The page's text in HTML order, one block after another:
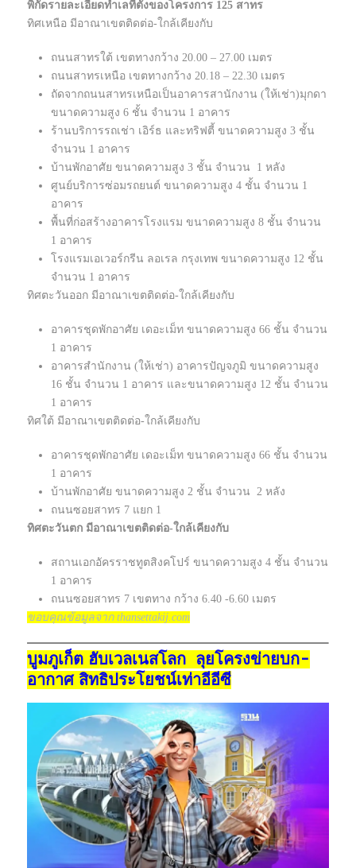
พิกัดรายละเอียดทำเลที่ตั้งของโครงการ 125 สาทร
ทิศเหนือ มีอาณาเขตติดต่อ-ใกล้เคียงกับ
ถนนสาทรใต้ เขตทางกว้าง 20.00 – 27.00 เมตร
ถนนสาทรเหนือ เขตทางกว้าง 20.18 – 22.30 เมตร
ถัดจากถนนสาทรเหนือเป็นอาคารสานักงาน (ให้เช่า)มุกดา
ขนาดความสูง 6 ชั้น จำนวน 1 อาคาร
ร้านบริการรถเช่า เอิร์ธ และทริฟตี้ ขนาดความสูง 3 ชั้น
จำนวน 1 อาคาร
บ้านพักอาศัย ขนาดความสูง 3 ชั้น จำนวน 1 หลัง
ศูนย์บริการซ่อมรถยนต์ ขนาดความสูง 4 ชั้น จำนวน 1
อาคาร
พื้นที่ก่อสร้างอาคารโรงแรม ขนาดความสูง 8 ชั้น จำนวน
1 อาคาร
โรงแรมเอเวอร์กรีน ลอเรล กรุงเทพ ขนาดความสูง 12 ชั้น
จำนวน 1 อาคาร
ทิศตะวันออก มีอาณาเขตติดต่อ-ใกล้เคียงกับ
อาคารชุดพักอาศัย เดอะเม็ท ขนาดความสูง 66 ชั้น จำนวน
1 อาคาร
อาคารสำนักงาน (ให้เช่า) อาคารปัญจภูมิ ขนาดความสูง
16 ชั้น จำนวน 1 อาคาร และขนาดความสูง 12 ชั้น จำนวน
1 อาคาร
ทิศใต้ มีอาณาเขตติดต่อ-ใกล้เคียงกับ
อาคารชุดพักอาศัย เดอะเม็ท ขนาดความสูง 66 ชั้น จำนวน
1 อาคาร
บ้านพักอาศัย ขนาดความสูง 2 ชั้น จำนวน 2 หลัง
ถนนซอยสาทร 7 แยก 1
ทิศตะวันตก มีอาณาเขตติดต่อ-ใกล้เคียงกับ
สถานเอกอัครราชทูตสิงคโปร์ ขนาดความสูง 4 ชั้น จำนวน
1 อาคาร
ถนนซอยสาทร 7 เขตทาง กว้าง 6.40 -6.60 เมตร
ขอบคุณข้อมูลจาก thansettakij.com
บูมภูเก็ต ฮับเวลเนสโลก ลุยโครงข่ายบก-
อากาศ สิทธิประโยชน์เท่าอีอีซี